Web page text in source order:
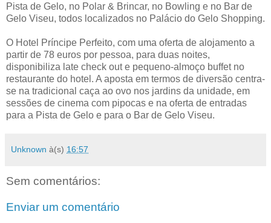
Pista de Gelo, no Polar & Brincar, no Bowling e no Bar de
Gelo Viseu, todos localizados no Palácio do Gelo Shopping.
O Hotel Príncipe Perfeito, com uma oferta de alojamento a
partir de 78 euros por pessoa, para duas noites,
disponibiliza late check out e pequeno-almoço buffet no
restaurante do hotel. A aposta em termos de diversão centra-
se na tradicional caça ao ovo nos jardins da unidade, em
sessões de cinema com pipocas e na oferta de entradas
para a Pista de Gelo e para o Bar de Gelo Viseu.
Unknown à(s) 16:57
Sem comentários:
Enviar um comentário